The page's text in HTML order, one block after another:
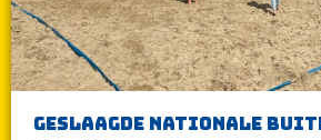
Geslaagde nationale